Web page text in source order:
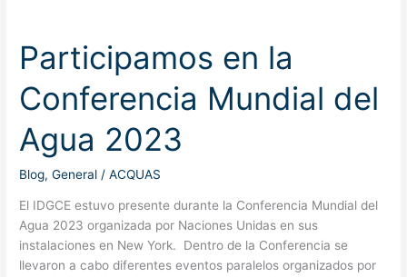
Participamos en la
Conferencia Mundial del
Agua 2023
Blog,General /ACQUAS
El IDGCE estuvo presente durante la Conferencia Mundial del
Agua 2023 organizada por Naciones Unidas en sus
instalaciones en New York. Dentro de la Conferencia se
llevaron a cabo diferentes eventos paralelos organizados por
la
Conferencia
Mundial
del
Agua
2023